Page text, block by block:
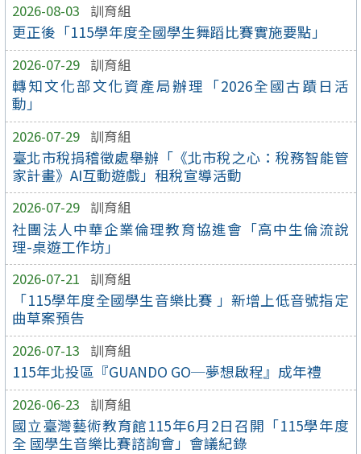
2026-08-03 訓育組
更正後「115學年度全國學生舞蹈比賽實施要點」
2026-07-29 訓育組
轉知文化部文化資產局辦理「2026全國古蹟日活
動」
2026-07-29 訓育組
臺北市稅捐稽徵處舉辦「《北市稅之心：稅務智能管
家計畫》AI互動遊戲」租稅宣導活動
2026-07-29 訓育組
社團法人中華企業倫理教育協進會「高中生倫流說
理-桌遊工作坊」
2026-07-21 訓育組
「115學年度全國學生音樂比賽 」新增上低音號指定
曲草案預告
2026-07-13 訓育組
115年北投區『GUANDO GO─夢想啟程』成年禮
2026-06-23 訓育組
國立臺灣藝術教育館115年6月2日召開「115學年度
全 國學生音樂比賽諮詢會」會議紀錄